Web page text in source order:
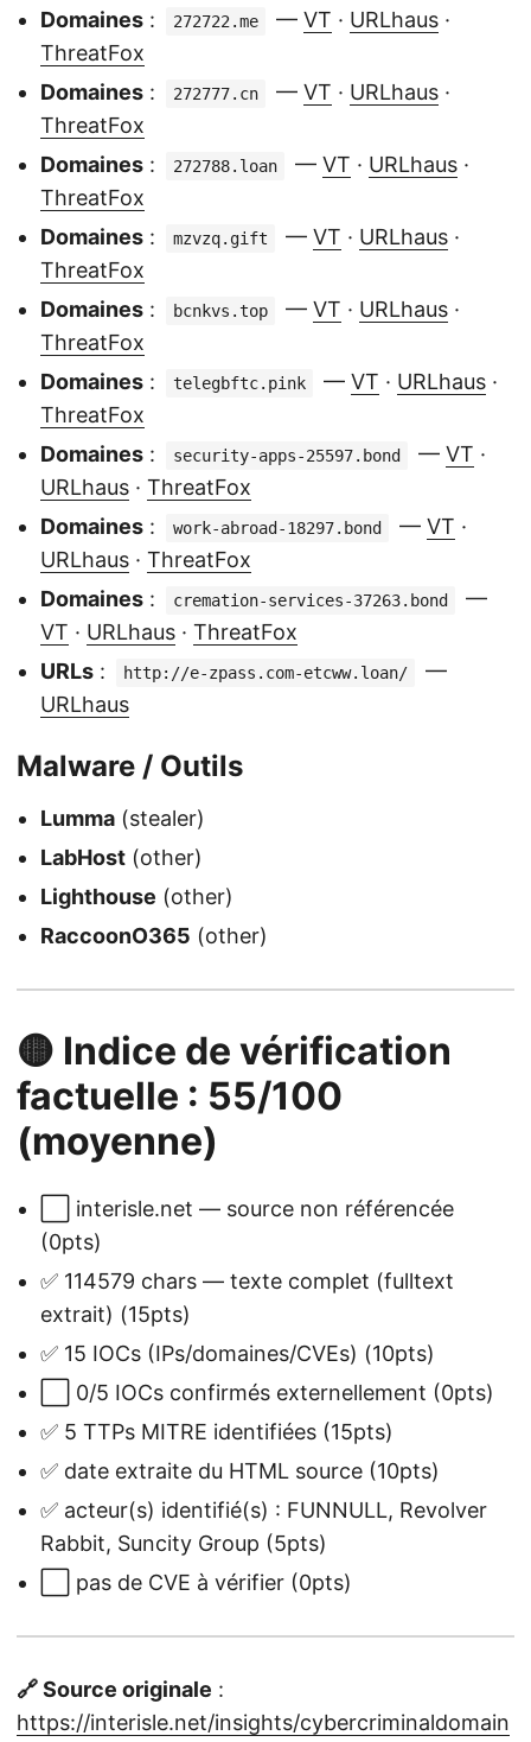
Domaines : 272722.me — VT · URLhaus ·
ThreatFox
Domaines : 272777.cn — VT · URLhaus ·
ThreatFox
Domaines : 272788.loan — VT · URLhaus ·
ThreatFox
Domaines : mzvzq.gift — VT · URLhaus ·
ThreatFox
Domaines : bcnkvs.top — VT · URLhaus ·
ThreatFox
Domaines : telegbftc.pink — VT · URLhaus ·
ThreatFox
Domaines : security-apps-25597.bond — VT ·
URLhaus · ThreatFox
Domaines : work-abroad-18297.bond — VT ·
URLhaus · ThreatFox
Domaines : cremation-services-37263.bond
—
VT · URLhaus · ThreatFox
URLs : http://e-zpass.com-etcww.loan/
—
URLhaus
Malware / Outils
Lumma (stealer)
LabHost (other)
Lighthouse (other)
RaccoonO365 (other)
🟡 Indice de vérification
factuelle : 55/100
(moyenne)
⬜ interisle.net — source non référencée
(0pts)
✅ 114579 chars — texte complet (fulltext
extrait) (15pts)
✅ 15 IOCs (IPs/domaines/CVEs) (10pts)
⬜ 0/5 IOCs confirmés externellement (0pts)
✅ 5 TTPs MITRE identifiées (15pts)
✅ date extraite du HTML source (10pts)
✅ acteur(s) identifié(s) : FUNNULL, Revolver
Rabbit, Suncity Group (5pts)
⬜ pas de CVE à vérifier (0pts)
🔗 Source originale :
https://interisle.net/insights/cybercriminaldomain